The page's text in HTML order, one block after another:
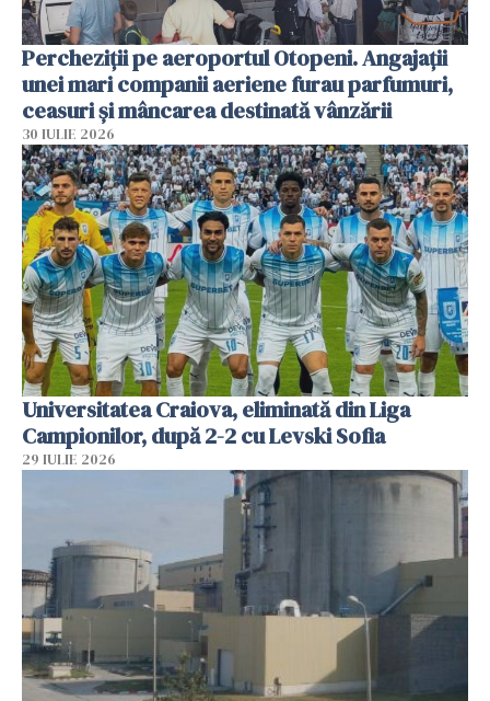
Percheziții pe aeroportul Otopeni. Angajații
unei mari companii aeriene furau parfumuri,
ceasuri și mâncarea destinată vânzării
30 IULIE 2026
Universitatea Craiova, eliminată din Liga
Campionilor, după 2-2 cu Levski Sofia
29 IULIE 2026